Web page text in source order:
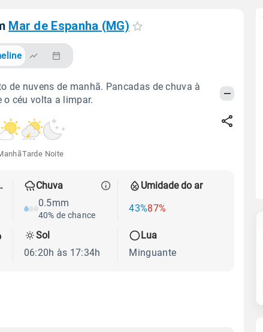
Mar de Espanha (MG)
de nuvens de manhã. Pancadas de chuva à
o céu volta a limpar.
Tarde Noite
Chuva
0.5mm
40% de chance
Umidade do ar
43%87%
Sol
06:20h às 17:34h
Lua
Minguante